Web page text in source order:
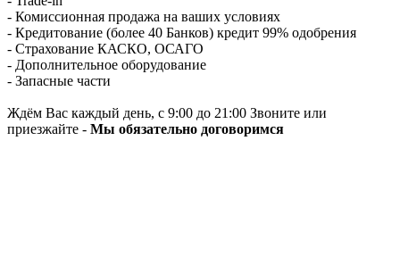
- Комиссионная продажа на ваших условиях
- Кредитование (более 40 Банков) кредит 99% одобрения
- Страхование КАСКО, ОСАГО
- Дополнительное оборудование
- Запасные части
Ждём Вас каждый день, с 9:00 до 21:00 Звоните или
приезжайте - Мы обязательно договоримся